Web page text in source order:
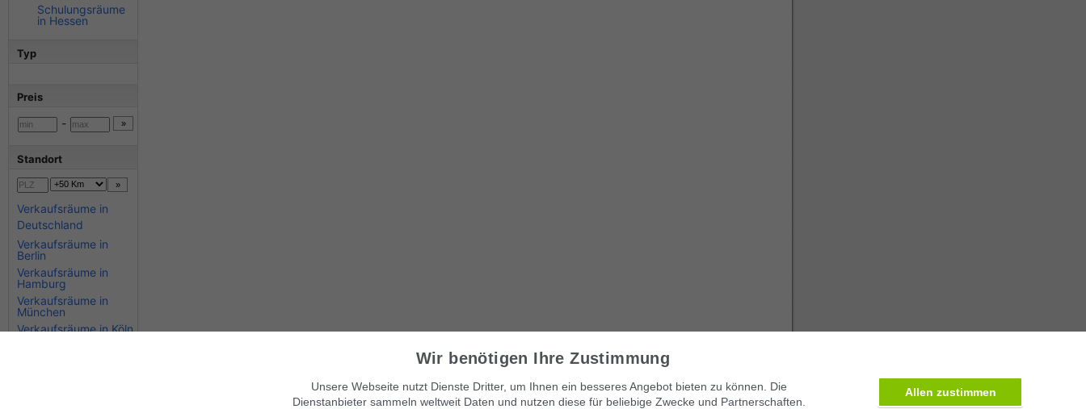
Schulungsräume
in Hessen
Typ
Preis
-
Standort
Verkaufsräume in
Deutschland
Verkaufsräume in
Berlin
Verkaufsräume in
Hamburg
Verkaufsräume in
München
Verkaufsräume in Köln
Wir benötigen Ihre Zustimmung
Unsere Webseite nutzt Dienste Dritter, um Ihnen ein besseres Angebot bieten zu können. Die
Dienstanbieter sammeln weltweit Daten und nutzen diese für beliebige Zwecke und Partnerschaften.
Allen zustimmen